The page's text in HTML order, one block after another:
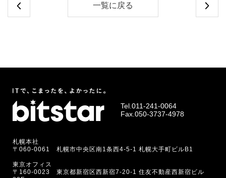
一覧に戻る
Tel.011-241-0064
Fax.050-3737-4978
札幌本社
〒060-0061 札幌市中央区南1条西4-5-1 札幌大手町ビルB1
東京オフィス
〒160-0023 東京都新宿区西新宿7-20-1 住友不動産西新宿ビル